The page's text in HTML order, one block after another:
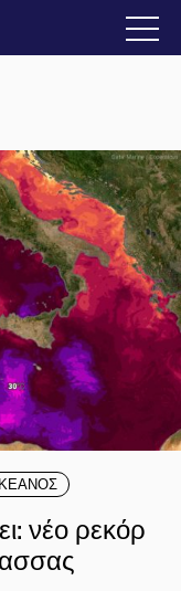
Η άβολη αλήθεια
νέο ρεκόρ